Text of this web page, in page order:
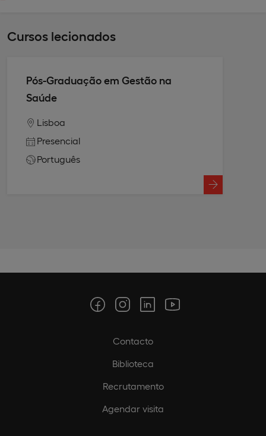
Cursos lecionados
Pós-Graduação em Gestão na
Saúde
Lisboa
Presencial
Português
Contacto
Biblioteca
Recrutamento
Agendar visita